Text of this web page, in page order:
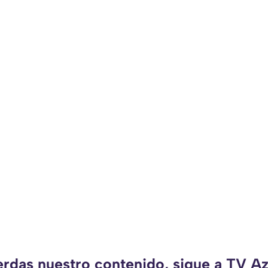
nuestro contenido, sigue a TV